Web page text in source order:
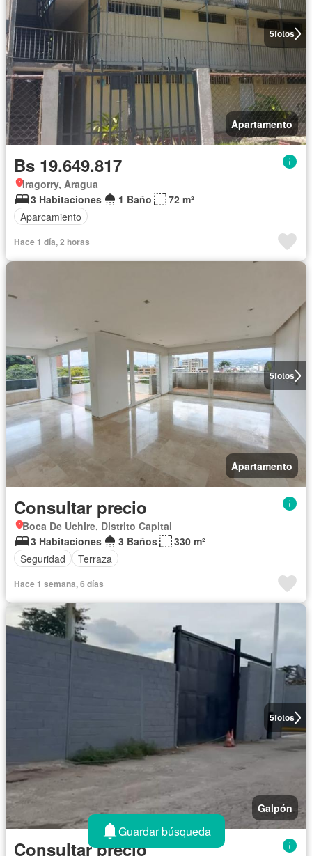
5fotos
Apartamento
Bs 19.649.817
Iragorry, Aragua
3 Habitaciones
1 Baño
72 m²
Aparcamiento
Hace 1 día, 2 horas
5fotos
Apartamento
Consultar precio
Boca De Uchire, Distrito Capital
3 Habitaciones
3 Baños
330 m²
Seguridad
Terraza
Hace 1 semana, 6 días
5fotos
Galpón
Consultar precio
Guardar búsqueda